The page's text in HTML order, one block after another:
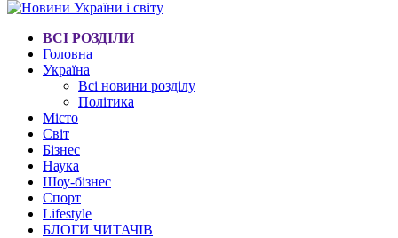
ВСІ РОЗДІЛИ
Головна
Україна
Всі новини розділу
Політика
Місто
Світ
Бізнес
Наука
Шоу-бізнес
Спорт
Lifestyle
БЛОГИ ЧИТАЧІВ